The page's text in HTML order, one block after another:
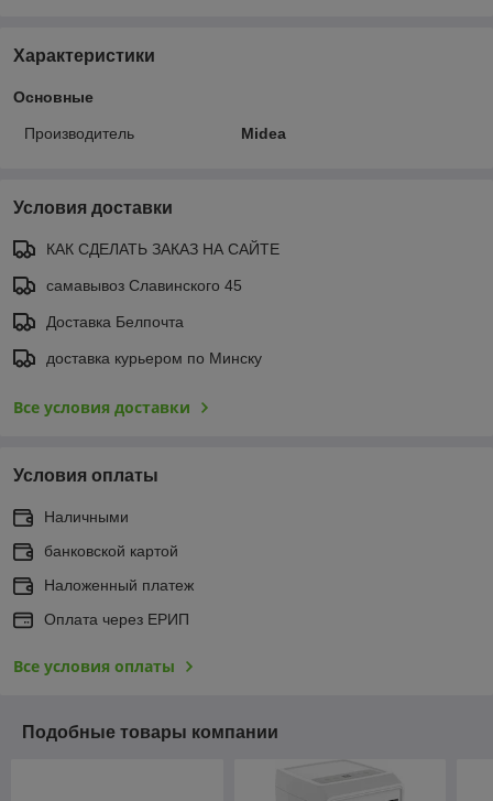
Характеристики
Основные
Производитель Midea
Условия доставки
КАК СДЕЛАТЬ ЗАКАЗ НА САЙТЕ
самавывоз Славинского 45
Доставка Белпочта
доставка курьером по Минску
Все условия доставки
Условия оплаты
Наличными
банковской картой
Наложенный платеж
Оплата через ЕРИП
Все условия оплаты
Подобные товары компании